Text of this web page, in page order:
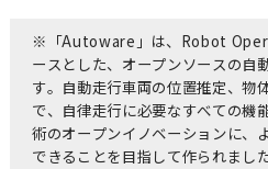
ビジョン / ミッショ
会社概要
経営陣紹介
※「Autoware」は、Robot
ースとした、オープンソースの自
す。自動走行車両の位置推定、物
で、自律走行に必要なすべての機
術のオープンイノベーションに、
できることを目指して作られました